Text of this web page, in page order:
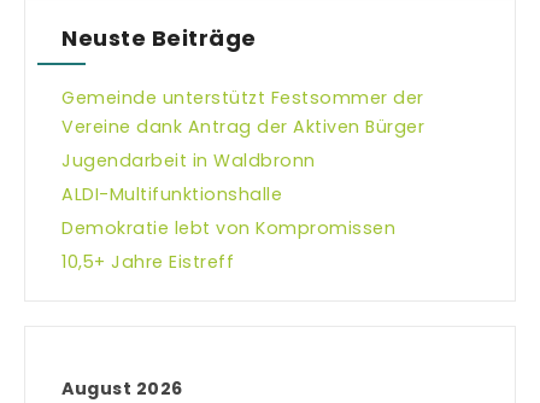
Neuste Beiträge
Gemeinde unterstützt Festsommer der
Vereine dank Antrag der Aktiven Bürger
Jugendarbeit in Waldbronn
ALDI-Multifunktionshalle
Demokratie lebt von Kompromissen
10,5+ Jahre Eistreff
August 2026